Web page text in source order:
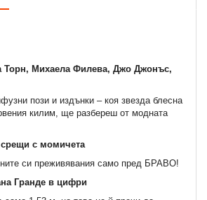
Торн, Михаела Филева, Джо Джонъс,
пози и издънки – коя звезда блесна
килим, ще разбереш от модната
с момичета
си преживявания само пред БРАВО!
Гранде в цифри